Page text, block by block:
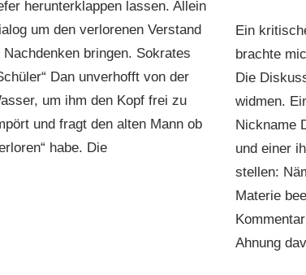
herunterklappen lassen. Allein
um den verlorenen Verstand
bringen. Sokrates
Dan unverhofft von der
um ihm den Kopf frei zu
und fragt den alten Mann ob
habe. Die
Ein
brachte
Die
widmen.
Nickname
und einer
stellen:
Materie
Ahnung